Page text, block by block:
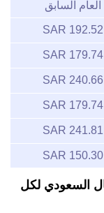
العام السابق
192.52 SAR
179.74 SAR
240.66 SAR
179.74 SAR
241.81 SAR
150.30 SAR
السعودي لكل